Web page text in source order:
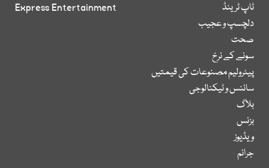
ٹاپ ٹرینڈ
دلچسپ و عجیب
صحت
سونے کے نرخ
پیٹرولیم مصنوعات کی قیمتیں
سائنس و ٹیکنالوجی
بلاگ
بزنس
ویڈیوز
جرائم
Express Entertainment